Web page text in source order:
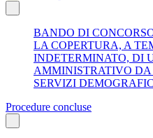
BANDO DI
LA COPERTURA, A
INDETERMINATO, DI
AMMINISTRATIVO
SERVIZI
Procedure concluse